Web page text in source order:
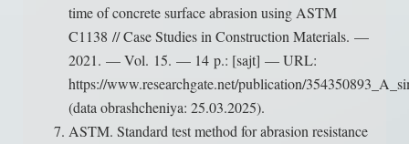
time of concrete surface abrasion using ASTM
C1138 // Case Studies in Construction Materials. —
2021. — Vol. 15. — 14 p.: [sajt] — URL:
https://www.researchgate.net/publication/
(data obrashcheniya: 25.03.2025).
ASTM. Standard test method for abrasion resistance